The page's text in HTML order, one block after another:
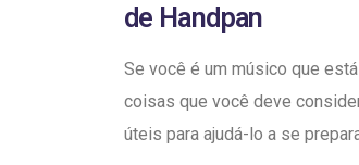
de Handpan
Se você é um músico que
coisas que você deve
úteis para ajudá-lo a se